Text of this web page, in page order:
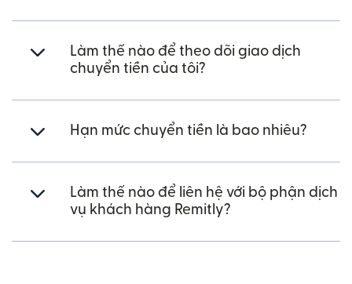
Làm thế nào để theo dõi giao dịch
chuyển tiền của tôi?
Hạn mức chuyển tiền là bao nhiêu?
Làm thế nào để liên hệ với bộ phận dịch
vụ khách hàng Remitly?